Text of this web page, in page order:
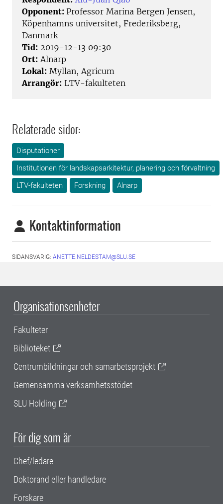
Opponent: Professor Marina Bergen Jensen,
Köpenhamns universitet, Frederiksberg,
Danmark
Tid: 2019-12-13 09:30
Ort: Alnarp
Lokal: Myllan, Agricum
Arrangör: LTV-fakulteten
Relaterade sidor:
Disputationer
Institutionen för landskapsarkitektur, planering och förvaltning
LTV-fakulteten
Forskning Alnarp
Kontaktinformation
SIDANSVARIG: ANETTE.NELDESTAM@SLU.SE
Organisationsenheter
Fakulteter
Biblioteket
Centrumbildningar och samarbetsprojekt
Gemensamma verksamhetsstödet
SLU Holding
För dig som är
Chef/ledare
Doktorand eller handledare
Forskare